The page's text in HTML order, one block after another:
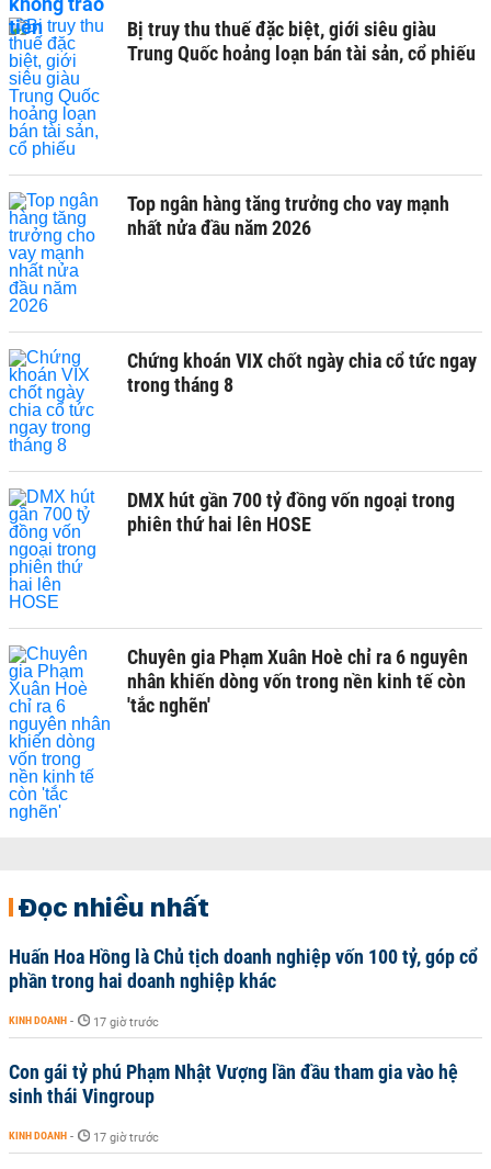
Bị truy thu thuế đặc biệt, giới siêu giàu
Trung Quốc hoảng loạn bán tài sản, cổ phiếu
Top ngân hàng tăng trưởng cho vay mạnh
nhất nửa đầu năm 2026
Chứng khoán VIX chốt ngày chia cổ tức ngay
trong tháng 8
DMX hút gần 700 tỷ đồng vốn ngoại trong
phiên thứ hai lên HOSE
Chuyên gia Phạm Xuân Hoè chỉ ra 6 nguyên
nhân khiến dòng vốn trong nền kinh tế còn
'tắc nghẽn'
Đọc nhiều nhất
Huấn Hoa Hồng là Chủ tịch doanh nghiệp vốn 100 tỷ, góp cổ
phần trong hai doanh nghiệp khác
KINH DOANH - 17 giờ trước
Con gái tỷ phú Phạm Nhật Vượng lần đầu tham gia vào hệ
sinh thái Vingroup
KINH DOANH - 17 giờ trước